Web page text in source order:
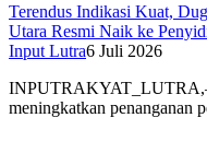
Terendus Indikasi Kuat,
Utara Resmi Naik ke
Input Lutra6 Juli 2026
meningkatkan penanganan